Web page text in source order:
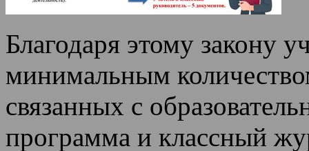
Благодаря этому закону
минимальным
связанных с
программа и классный